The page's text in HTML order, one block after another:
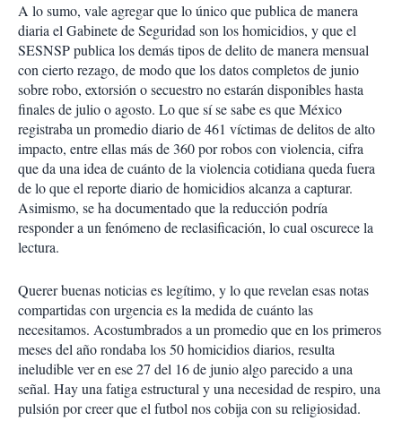
A lo sumo, vale agregar que lo único que publica de manera
diaria el Gabinete de Seguridad son los homicidios, y que el
SESNSP publica los demás tipos de delito de manera mensual
con cierto rezago, de modo que los datos completos de junio
sobre robo, extorsión o secuestro no estarán disponibles hasta
finales de julio o agosto. Lo que sí se sabe es que México
registraba un promedio diario de 461 víctimas de delitos de alto
impacto, entre ellas más de 360 por robos con violencia, cifra
que da una idea de cuánto de la violencia cotidiana queda fuera
de lo que el reporte diario de homicidios alcanza a capturar.
Asimismo, se ha documentado que la reducción podría
responder a un fenómeno de reclasificación, lo cual oscurece la
lectura.
Querer buenas noticias es legítimo, y lo que revelan esas notas
compartidas con urgencia es la medida de cuánto las
necesitamos. Acostumbrados a un promedio que en los primeros
meses del año rondaba los 50 homicidios diarios, resulta
ineludible ver en ese 27 del 16 de junio algo parecido a una
señal. Hay una fatiga estructural y una necesidad de respiro, una
pulsión por creer que el futbol nos cobija con su religiosidad.